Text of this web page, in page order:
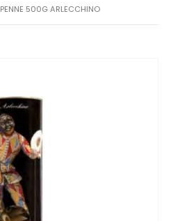
PENNE 500G ARLECCHINO